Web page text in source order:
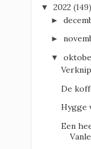
▼ 2022 (149)
►
►
▼
De
Hygge
Een